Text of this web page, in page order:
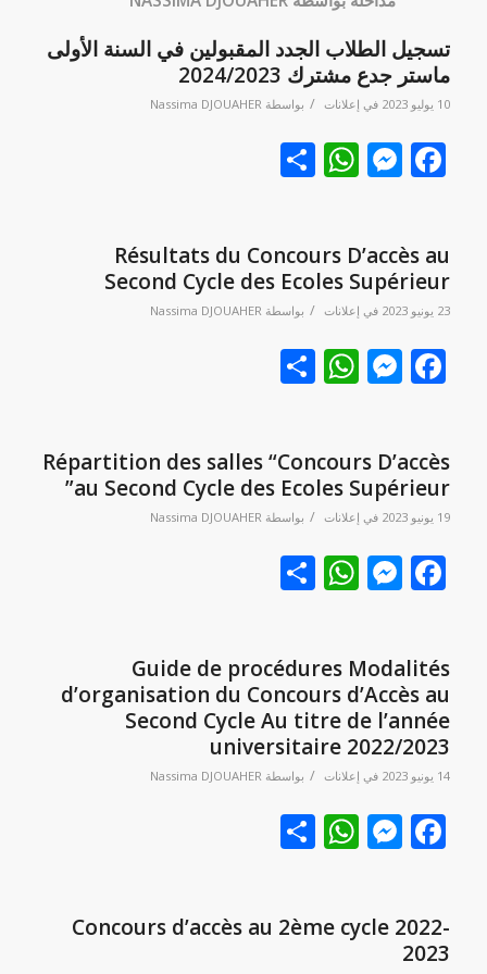
تسجيل الطلاب الجدد المقبولين في السنة الأولى
ماستر جدع مشترك 2024/2023
10 يوليو 2023 في إعلانات / بواسطة Nassima DJOUAHER
Facebook
Messenger
WhatsApp
نشر
Résultats du Concours D’accès au
Second Cycle des Ecoles Supérieur
23 يونيو 2023 في إعلانات / بواسطة Nassima DJOUAHER
Facebook
Messenger
WhatsApp
نشر
Répartition des salles “Concours D’accès
au Second Cycle des Ecoles Supérieur”
19 يونيو 2023 في إعلانات / بواسطة Nassima DJOUAHER
Facebook
Messenger
WhatsApp
نشر
Guide de procédures Modalités
d’organisation du Concours d’Accès au
Second Cycle Au titre de l’année
universitaire 2022/2023
14 يونيو 2023 في إعلانات / بواسطة Nassima DJOUAHER
Facebook
Messenger
WhatsApp
نشر
Concours d’accès au 2ème cycle 2022-
2023